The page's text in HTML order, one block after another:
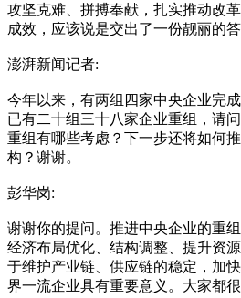
攻坚克难、拼搏奉献，扎实推动改
成效，应该说是交出了一份靓丽的
澎湃新闻记者:
今年以来，有两组四家中央企业完
已有二十组三十八家企业重组，请
重组有哪些考虑？下一步还将如何
构？谢谢。
彭华岗:
谢谢你的提问。推进中央企业的重
经济布局优化、结构调整、提升资
于维护产业链、供应链的稳定，加
界一流企业具有重要意义。大家都很